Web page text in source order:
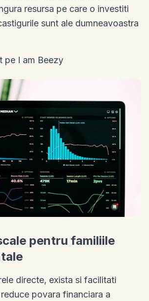
resursa pe care o investiti
sunt ale dumneavoastra
pe I am Beezy
pentru familiile
directe, exista si facilitati
povara financiara a